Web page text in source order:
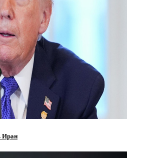
Иран